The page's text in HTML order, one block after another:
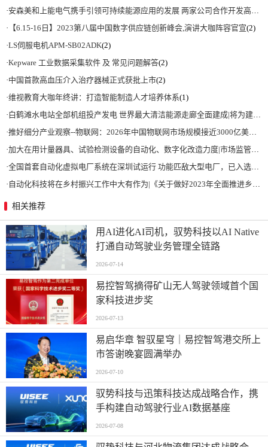
·安森美和上能电气携手引领可持续能源应用的发展 两家公司合作开发高性能储能和太阳能组串式逆变器方案 以实现可持续的未来
· 【6.15-16日】2023第八届中国数字供应链创新峰会,演讲大咖阵容官宣(2)
·LS伺服电机APM-SB02ADK(2)
·Kepware 工业数据采集软件 及 常见问题解答(2)
·中国首款高血压介入治疗器械正式获批上市(2)
·维视教育大咖年终讲：打造智能制造人才培养体系(1)
·白鹤滩水电站全部机组投产发电 世界最大清洁能源走廊全面建成|将为建设新型能源体系、保障国家能源安全、实现“双碳”目标提供有力支撑
·推好细分产业观察--物联网：2026年中国物联网市场规模接近3000亿美元 智慧工厂、智慧城市、智慧电网等将占60%以上
·加大在用计量器具、试验检测设备的自动化、数字化改造力度|市场监管总局 工业和信息化部 关于促进企业计量能力提升的指导意见
·全国首套自动化虚拟电厂系统在深圳试运行 功能匹敌大型电厂，已入选国际典型案例
· 自动化科技将在乡村振兴工作中大有作为|《关于做好2023年全面推进乡村振兴重点工作的意见》发布
相关推荐
用AI进化AI司机，驭势科技以AI Native
打通自动驾驶业务管理全链路
2026-07-14
易控智驾摘得矿山无人驾驶领域首个国
家科技进步奖
2026-07-13
易启华章 智驭星穹｜易控智驾港交所上
市答谢晚宴圆满举办
2026-07-10
驭势科技与迅策科技达成战略合作，携
手构建自动驾驶行业AI数据基座
2026-07-08